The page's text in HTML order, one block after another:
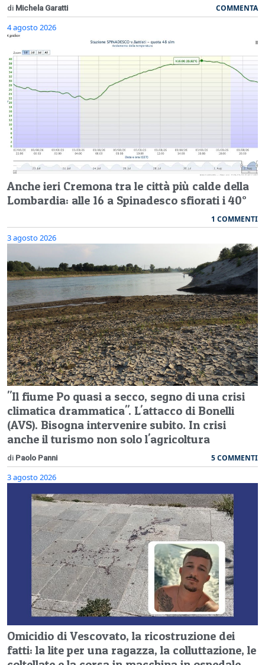
di Michela Garatti COMMENTA
4 agosto 2026
Anche ieri Cremona tra le città più calde della
Lombardia: alle 16 a Spinadesco sfiorati i 40°
1 COMMENTI
3 agosto 2026
"Il fiume Po quasi a secco, segno di una crisi
climatica drammatica". L'attacco di Bonelli
(AVS). Bisogna intervenire subito. In crisi
anche il turismo non solo l'agricoltura
di Paolo Panni 5 COMMENTI
3 agosto 2026
Omicidio di Vescovato, la ricostruzione dei
fatti: la lite per una ragazza, la colluttazione, le